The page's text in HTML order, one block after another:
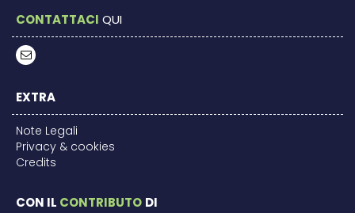
CONTATTACI QUI
EXTRA
Note Legali
Privacy & cookies
Credits
CON IL CONTRIBUTO DI